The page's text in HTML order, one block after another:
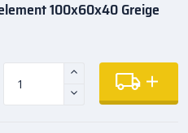
100x60x40 Greige